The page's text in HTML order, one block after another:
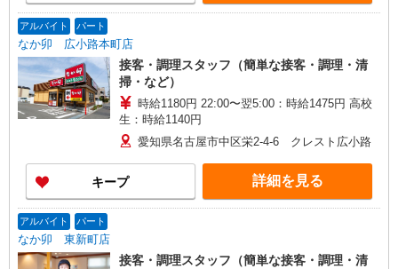
アルバイト パート
なか卯 広小路本町店
接客・調理スタッフ（簡単な接客・調理・清
掃・など）
時給1180円 22:00〜翌5:00：時給1475円 高校
生：時給1140円
愛知県名古屋市中区栄2-4-6 クレスト広小路
キープ 詳細を見る
アルバイト パート
なか卯 東新町店
接客・調理スタッフ（簡単な接客・調理・清